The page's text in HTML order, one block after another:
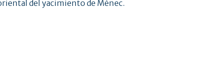
del yacimiento de Ménec.